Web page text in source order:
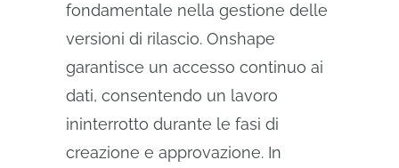
fondamentale nella gestione delle
versioni di rilascio. Onshape
garantisce un accesso continuo ai
dati, consentendo un lavoro
ininterrotto durante le fasi di
creazione e approvazione. In